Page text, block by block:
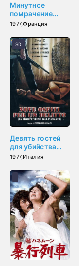
Минутное
помрачение
рассудка (1977)
1977,Франция
Девять гостей
для убийства
(1977)
1977,Италия
SD